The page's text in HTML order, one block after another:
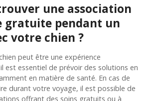
une association
gratuite pendant un
votre chien ?
peut être une expérience
est essentiel de prévoir des solutions en
en matière de santé. En cas de
durant votre voyage, il est possible de
offrant des soins gratuits ou à